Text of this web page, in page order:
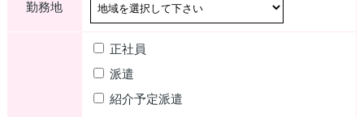
勤務地
正社員
派遣
紹介予定派遣